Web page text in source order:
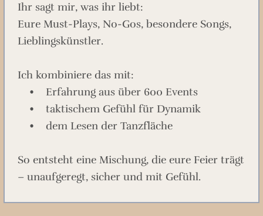
Ihr sagt mir, was ihr liebt:
Eure Must-Plays, No-Gos, besondere Songs,
Lieblingskünstler.
Ich kombiniere das mit:
• Erfahrung aus über 600 Events
• taktischem Gefühl für Dynamik
• dem Lesen der Tanzfläche
So entsteht eine Mischung, die eure Feier trägt
– unaufgeregt, sicher und mit Gefühl.